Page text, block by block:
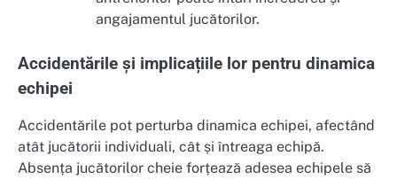
angajamentul jucătorilor.
Accidentările și implicațiile lor pentru dinamica
echipei
Accidentările pot perturba dinamica echipei, afectând
atât jucătorii individuali, cât și întreaga echipă.
Absența jucătorilor cheie forțează adesea echipele să